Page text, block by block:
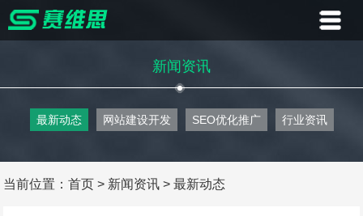
新闻资讯
最新动态 网站建设开发 SEO优化推广 行业资讯
当前位置：首页 > 新闻资讯 >最新动态